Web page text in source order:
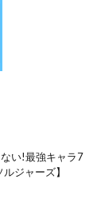
ない!最強キャラ7
ジャーズ】